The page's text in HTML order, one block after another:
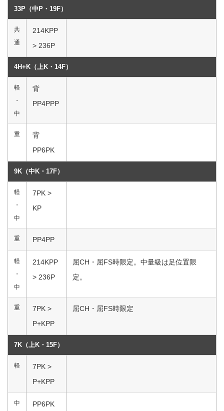
33P（中P・19F）
共
通
214KPP
> 236P
4H+K（上K・14F）
軽
・
中
背
PP4PPP
重
背
PP6PK
9K（中K・17F）
軽
・
中
7PK >
KP
重 PP4PP
軽
・
中
214KPP
> 236P
屈CH・屈FS時限定。中量級は足位置限
定。
重
7PK >
P+KPP
屈CH・屈FS時限定
7K（上K・15F）
軽
7PK >
P+KPP
中
PP6PK